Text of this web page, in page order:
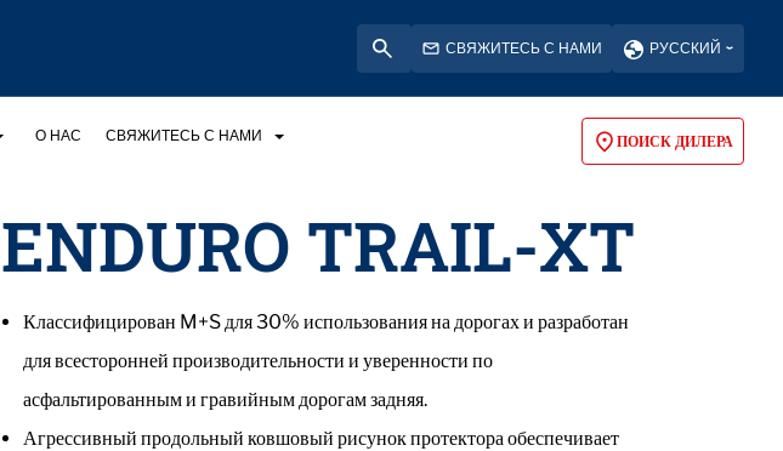
СВЯЖИТЕСЬ С НАМИ РУССКИЙ
О НАС СВЯЖИТЕСЬ С НАМИ ПОИСК ДИЛЕРА
ENDURO TRAIL-XT
Классифицирован M+S для 30% использования на дорогах и разработан
для всесторонней производительности и уверенности по
асфальтированным и гравийным дорогам задняя.
Агрессивный продольный ковшовый рисунок протектора обеспечивает